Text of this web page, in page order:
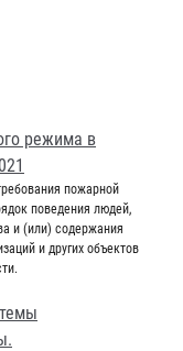
режима в
пожарной
поведения людей,
и (или) содержания
и других объектов